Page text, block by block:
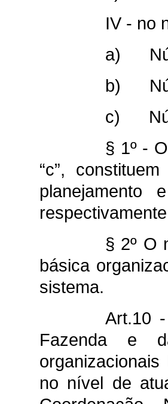
IV - no
a)
b)
c)
§ 1º -
“c”,
planejamento
§ 2º O
básica
sistema.
Art.10
Fazenda e
no nível de